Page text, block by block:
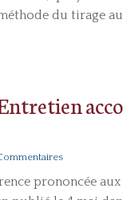
du tirage au
prononcée